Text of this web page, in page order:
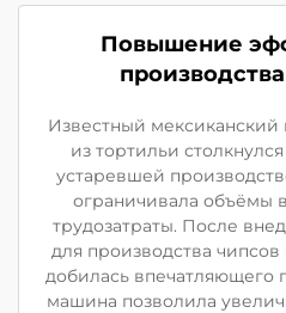
Повышение
Известный мексиканский
из тортильи
устаревшей
ограничивала объёмы
трудозатраты. После
для производства
добилась впечатляющего
машина позволила